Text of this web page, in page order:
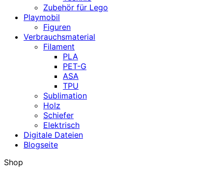
Zubehör für Lego
Playmobil
Figuren
Verbrauchsmaterial
Filament
PLA
PET-G
ASA
TPU
Sublimation
Holz
Schiefer
Elektrisch
Digitale Dateien
Blogseite
Shop